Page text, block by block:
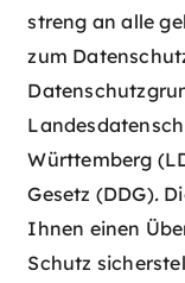
streng an alle
zum
Württemberg
Gesetz (DDG).
Ihnen einen
Schutz